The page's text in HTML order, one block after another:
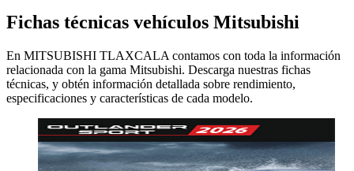
Fichas técnicas vehículos Mitsubishi
En MITSUBISHI TLAXCALA contamos con toda la información
relacionada con la gama Mitsubishi. Descarga nuestras fichas
técnicas, y obtén información detallada sobre rendimiento,
especificaciones y características de cada modelo.